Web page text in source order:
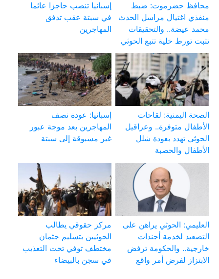
محافظ حضرموت: ضبط
منفذي اغتيال مراسل الحدث
محمد عيضة.. والتحقيقات
تثبت تورط خلية تتبع الحوثي
إسبانيا تنصب حاجزا عائما
في سبتة عقب تدفق
المهاجرين
الصحة اليمنية: لقاحات
الأطفال متوفرة.. وعراقيل
الحوثي تهدد بعودة شلل
الأطفال والحصبة
إسبانيا: عودة نصف
المهاجرين بعد موجة عبور
غير مسبوقة إلى سبتة
العليمي: الحوثي يراهن على
التصعيد لخدمة أجندات
خارجية.. والحكومة ترفض
الابتزاز لفرض أمر واقع
مركز حقوقي يطالب
الحوثيين بتسليم جثمان
مختطف توفي تحت التعذيب
في سجن بالبيضاء